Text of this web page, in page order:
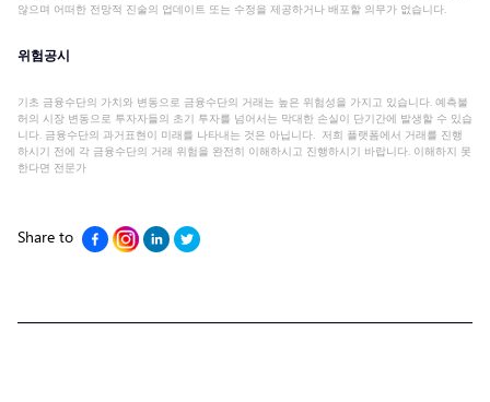
않으며 어떠한 전망적 진술의 업데이트 또는 수정을 제공하거나 배포할 의무가 없습니다.
위험공시
기초 금융수단의 가치와 변동으로 금융수단의 거래는 높은 위험성을 가지고 있습니다. 예측불
허의 시장 변동으로 투자자들의 초기 투자를 넘어서는 막대한 손실이 단기간에 발생할 수 있습
니다. 금융수단의 과거표현이 미래를 나타내는 것은 아닙니다. 저희 플랫폼에서 거래를 진행
하시기 전에 각 금융수단의 거래 위험을 완전히 이해하시고 진행하시기 바랍니다. 이해하지 못
한다면 전문가
Share to